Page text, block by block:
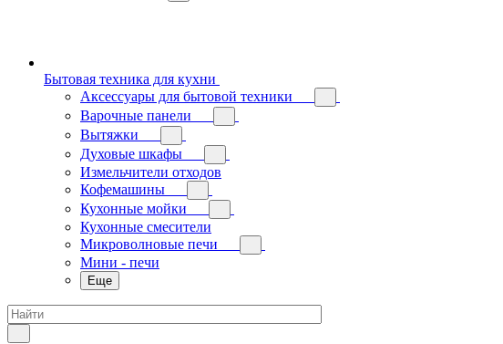
Бытовая техника для кухни
Аксессуары для бытовой техники
Варочные панели
Вытяжки
Духовые шкафы
Измельчители отходов
Кофемашины
Кухонные мойки
Кухонные смесители
Микроволновые печи
Мини - печи
Еще